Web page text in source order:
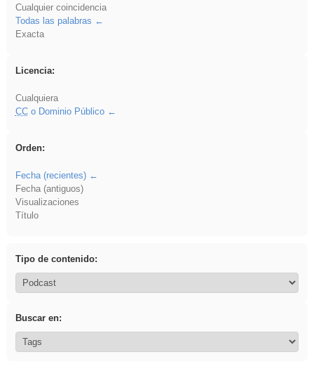
Cualquier coincidencia
Todas las palabras
Exacta
Licencia:
Cualquiera
CCo Dominio Público
Orden:
Fecha (recientes)
Fecha (antiguos)
Visualizaciones
Título
Tipo de contenido:
Buscar en: